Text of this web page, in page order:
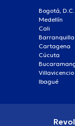
Bogotá, D.C.
Medellín
Cali
Barranquilla
Cartagena
Cúcuta
Villavicencio
Ibagué